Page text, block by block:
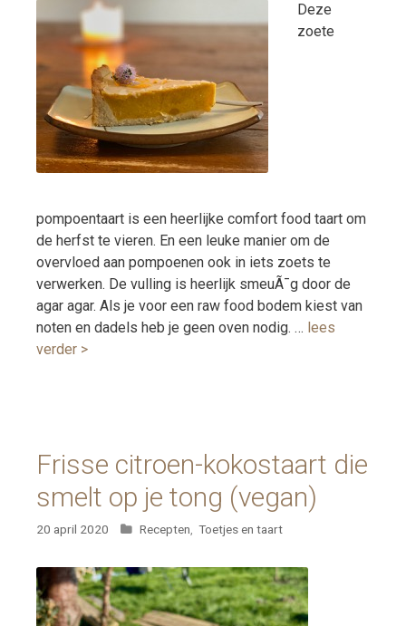
Deze
zoete
pompoentaart is een heerlijke comfort food taart om
de herfst te vieren. En een leuke manier om de
overvloed aan pompoenen ook in iets zoets te
verwerken. De vulling is heerlijk smeuÃ¯g door de
agar agar. Als je voor een raw food bodem kiest van
noten en dadels heb je geen oven nodig. … lees
verder >
Frisse citroen-kokostaart die
smelt op je tong (vegan)
20 april 2020 Categorieën
Recepten, Toetjes en taart